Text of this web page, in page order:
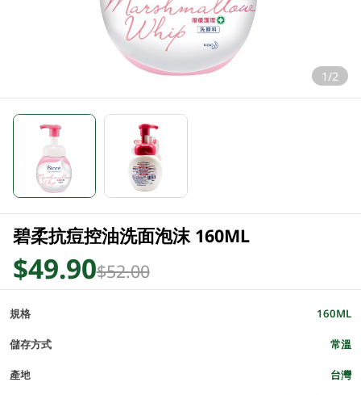
1/2
碧柔抗痘控油洗面泡沫 160ML
$49.90$52.00
規格 160ML
儲存方式 常溫
產地 台灣